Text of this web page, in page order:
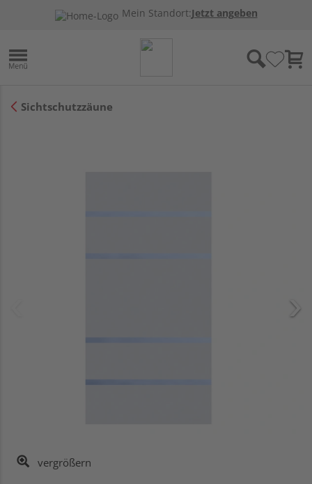
Mein Standort:Jetzt angeben
Sichtschutzzäune
vergrößern